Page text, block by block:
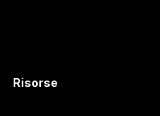
Risorse